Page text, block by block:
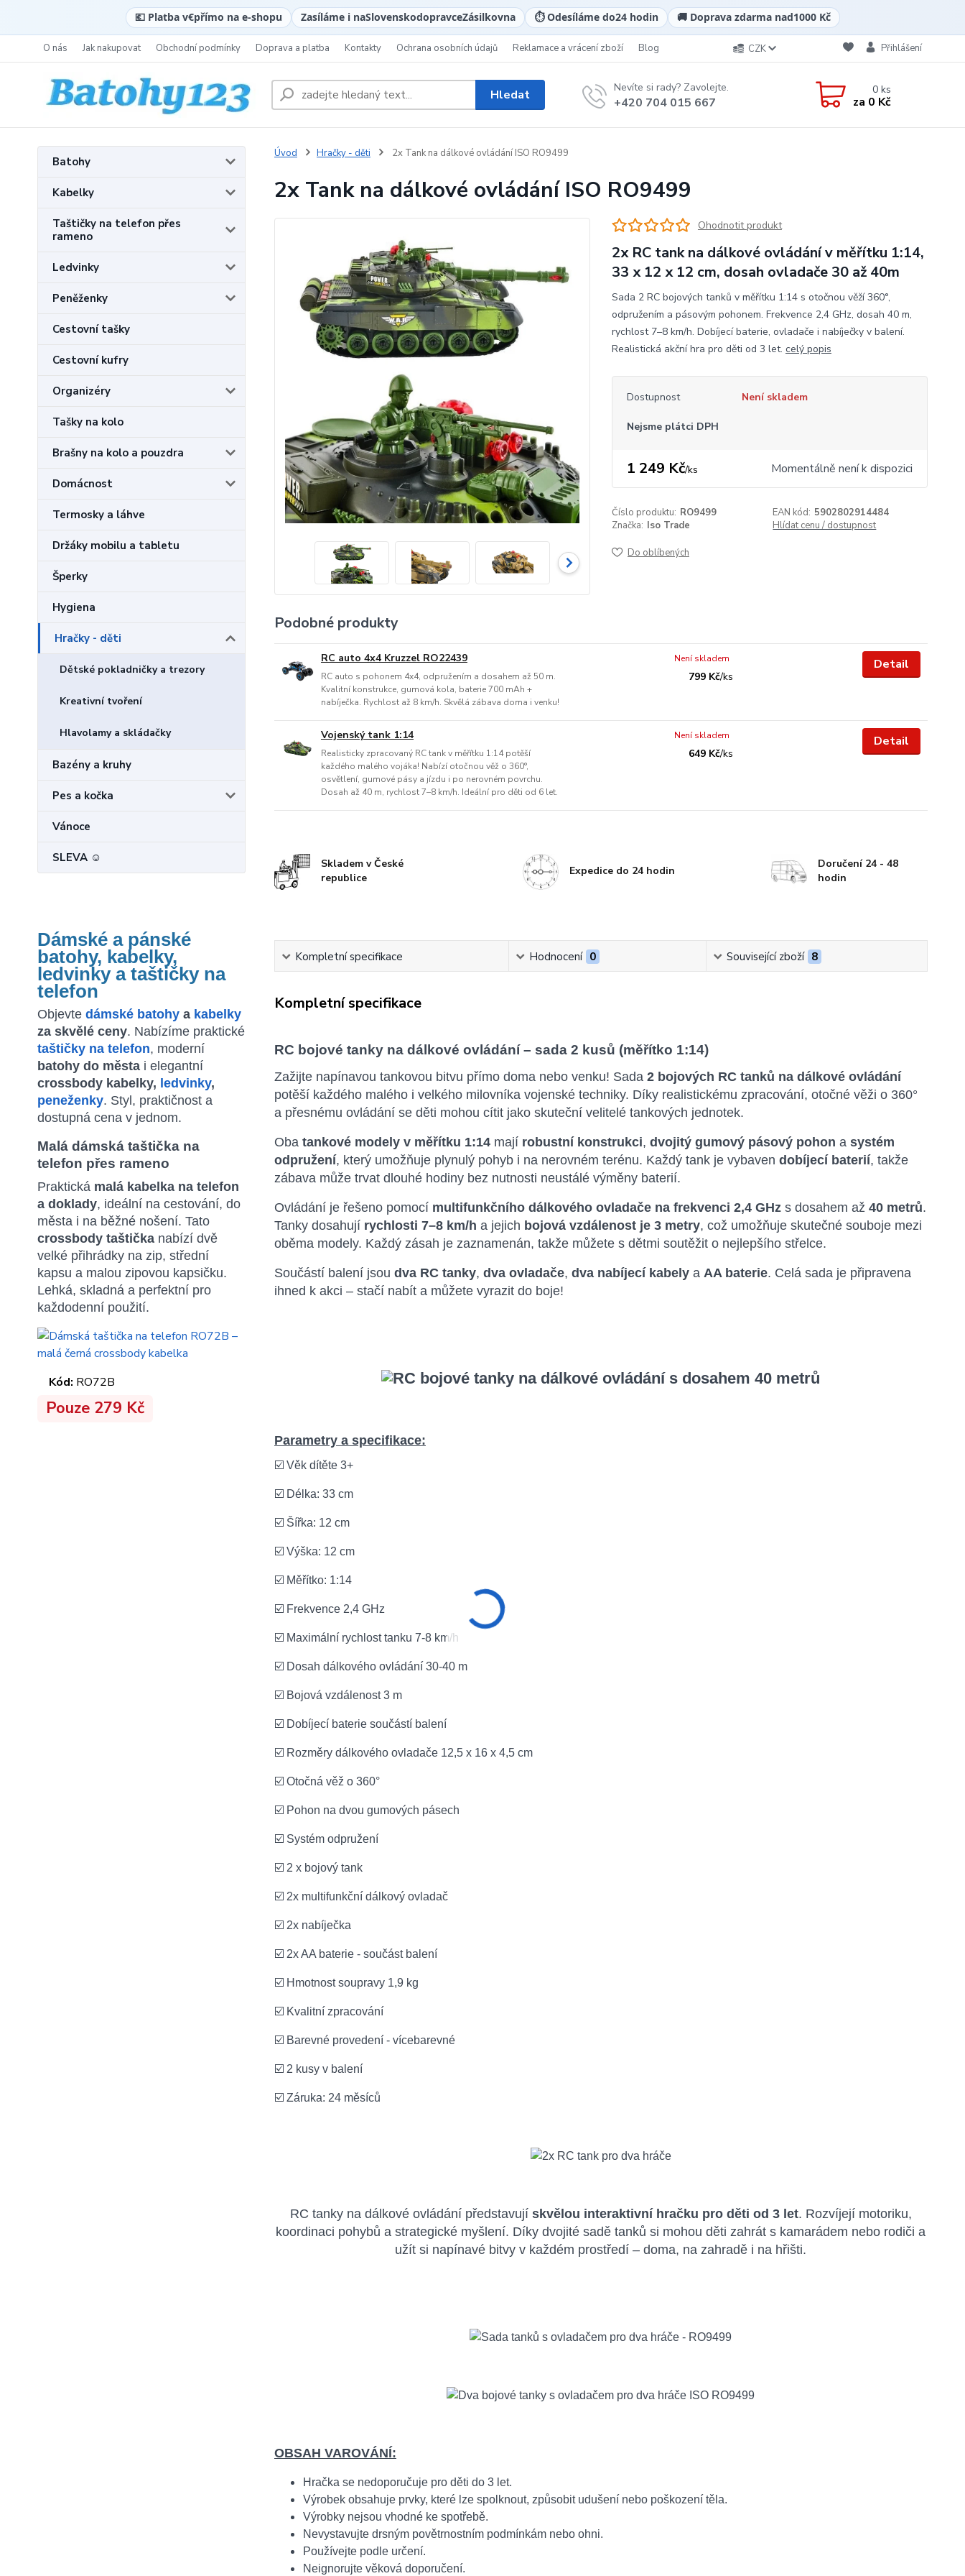
💶 Platba v€přímo na e-shopu Zasíláme i naSlovenskodopravceZásilkovna ⏱️ Odesíláme do24 hodin 🚚 Doprava zdarma nad1000 Kč
O nás Jak nakupovat Obchodní podmínky Doprava a platba Kontakty Ochrana osobních údajů Reklamace a vrácení zboží Blog CZK Přihlášení
Hledat Nevíte si rady? Zavolejte.
+420 704 015 667
0ks
za 0 Kč
Batohy
Kabelky
Taštičky na telefon přes
rameno
Ledvinky
Peněženky
Cestovní tašky
Cestovní kufry
Organizéry
Tašky na kolo
Brašny na kolo a pouzdra
Domácnost
Termosky a láhve
Držáky mobilu a tabletu
Šperky
Hygiena
Hračky - děti
Dětské pokladničky a trezory
Kreativní tvoření
Hlavolamy a skládačky
Bazény a kruhy
Pes a kočka
Vánoce
SLEVA ☺
Dámské a pánské
batohy, kabelky,
ledvinky a taštičky na
telefon
Objevte dámské batohy a kabelky
za skvělé ceny. Nabízíme praktické
taštičky na telefon, moderní
batohy do města i elegantní
crossbody kabelky, ledvinky,
peneženky. Styl, praktičnost a
dostupná cena v jednom.
Malá dámská taštička na
telefon přes rameno
Praktická malá kabelka na telefon
a doklady, ideální na cestování, do
města i na běžné nošení. Tato
crossbody taštička nabízí dvě
velké přihrádky na zip, střední
kapsu a malou zipovou kapsičku.
Lehká, skladná a perfektní pro
každodenní použití.
Kód: RO72B
Pouze 279 Kč
Úvod Hračky - děti 2x Tank na dálkové ovládání ISO RO9499
2x Tank na dálkové ovládání ISO RO9499
Ohodnotit produkt
2x RC tank na dálkové ovládání v měřítku 1:14,
33 x 12 x 12 cm, dosah ovladače 30 až 40m
Sada 2 RC bojových tanků v měřítku 1:14 s otočnou věží 360°,
odpružením a pásovým pohonem. Frekvence 2,4 GHz, dosah 40 m,
rychlost 7–8 km/h. Dobíjecí baterie, ovladače i nabíječky v balení.
Realistická akční hra pro děti od 3 let. celý popis
Dostupnost Není skladem
Nejsme plátci DPH
1 249 Kč/ks Momentálně není k dispozici
Číslo produktu: RO9499 EAN kód: 5902802914484
Značka: Iso Trade Hlídat cenu / dostupnost
Do oblíbených
Podobné produkty
RC auto 4x4 Kruzzel RO22439
RC auto s pohonem 4x4, odpružením a dosahem až 50 m.
Kvalitní konstrukce, gumová kola, baterie 700 mAh +
nabíječka. Rychlost až 8 km/h. Skvělá zábava doma i venku!
799 Kč/ks
Není skladem Detail
Vojenský tank 1:14
Realisticky zpracovaný RC tank v měřítku 1:14 potěší
každého malého vojáka! Nabízí otočnou věž o 360°,
osvětlení, gumové pásy a jízdu i po nerovném povrchu.
Dosah až 40 m, rychlost 7–8 km/h. Ideální pro děti od 6 let.
649 Kč/ks
Není skladem Detail
Skladem v České
republice
Expedice do 24 hodin
Doručení 24 - 48
hodin
Kompletní specifikace Hodnocení 0 Související zboží 8
Kompletní specifikace
RC bojové tanky na dálkové ovládání – sada 2 kusů (měřítko 1:14)
Zažijte napínavou tankovou bitvu přímo doma nebo venku! Sada 2 bojových RC tanků na dálkové ovládání
potěší každého malého i velkého milovníka vojenské techniky. Díky realistickému zpracování, otočné věži o 360°
a přesnému ovládání se děti mohou cítit jako skuteční velitelé tankových jednotek.
Oba tankové modely v měřítku 1:14mají robustní konstrukci, dvojitý gumový pásový pohon a systém
odpružení, který umožňuje plynulý pohyb i na nerovném terénu. Každý tank je vybaven dobíjecí baterií, takže
zábava může trvat dlouhé hodiny bez nutnosti neustálé výměny baterií.
Ovládání je řešeno pomocí multifunkčního dálkového ovladače na frekvenci 2,4 GHzs dosahem až 40 metrů.
Tanky dosahují rychlosti 7–8 km/h a jejich bojová vzdálenost je 3 metry, což umožňuje skutečné souboje mezi
oběma modely. Každý zásah je zaznamenán, takže můžete s dětmi soutěžit o nejlepšího střelce.
Součástí balení jsou dva RC tanky, dva ovladače, dva nabíjecí kabelya AA baterie. Celá sada je připravena
ihned k akci – stačí nabít a můžete vyrazit do boje!
Parametry a specifikace:
☑️ Věk dítěte 3+
☑️ Délka: 33 cm
☑️ Šířka: 12 cm
☑️ Výška: 12 cm
☑️ Měřítko: 1:14
☑️ Frekvence 2,4 GHz
☑️ Maximální rychlost tanku 7-8 km/h
☑️ Dosah dálkového ovládání 30-40 m
☑️ Bojová vzdálenost 3 m
☑️ Dobíjecí baterie součástí balení
☑️ Rozměry dálkového ovladače 12,5 x 16 x 4,5 cm
☑️ Otočná věž o 360°
☑️ Pohon na dvou gumových pásech
☑️ Systém odpružení
☑️ 2 x bojový tank
☑️ 2x multifunkční dálkový ovladač
☑️ 2x nabíječka
☑️ 2x AA baterie - součást balení
☑️ Hmotnost soupravy 1,9 kg
☑️ Kvalitní zpracování
☑️ Barevné provedení - vícebarevné
☑️ 2 kusy v balení
☑️ Záruka: 24 měsíců
RC tanky na dálkové ovládání představují skvělou interaktivní hračku pro děti od 3 let. Rozvíjejí motoriku,
koordinaci pohybů a strategické myšlení. Díky dvojité sadě tanků si mohou děti zahrát s kamarádem nebo rodiči a
užít si napínavé bitvy v každém prostředí – doma, na zahradě i na hřišti.
OBSAH VAROVÁNÍ:
Hračka se nedoporučuje pro děti do 3 let.
Výrobek obsahuje prvky, které lze spolknout, způsobit udušení nebo poškození těla.
Výrobky nejsou vhodné ke spotřebě.
Nevystavujte drsným povětrnostním podmínkám nebo ohni.
Používejte podle určení.
Neignorujte věková doporučení.